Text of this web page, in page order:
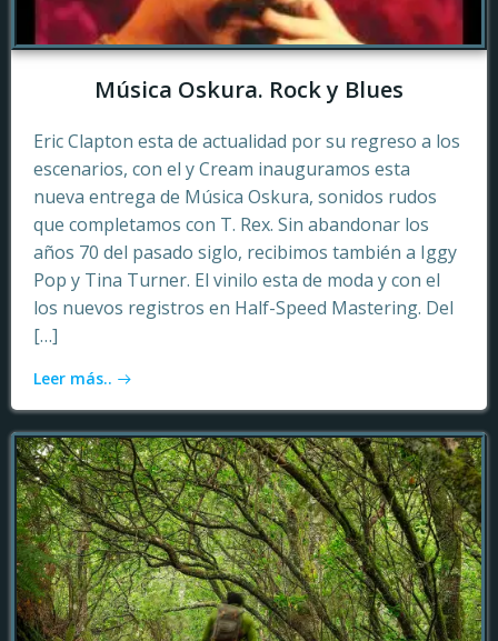
Música Oskura. Rock y Blues
Eric Clapton esta de actualidad por su regreso a los
escenarios, con el y Cream inauguramos esta
nueva entrega de Música Oskura, sonidos rudos
que completamos con T. Rex. Sin abandonar los
años 70 del pasado siglo, recibimos también a Iggy
Pop y Tina Turner. El vinilo esta de moda y con el
los nuevos registros en Half-Speed Mastering. Del
[…]
Leer más..